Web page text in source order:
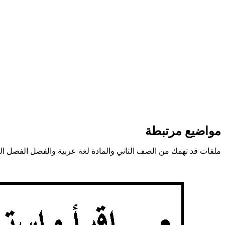
مواضيع مرتبطة
ملفات قد تهمك من الصف الثاني والمادة لغة عربية والفصل الفصل